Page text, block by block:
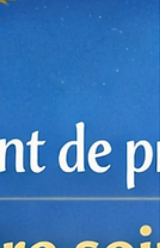
mots ont été dits. L’empreinte du « non-désir » :
Le droit de cité volé « T’es un accident », « Tu
violence crue comme « Tu as été fin